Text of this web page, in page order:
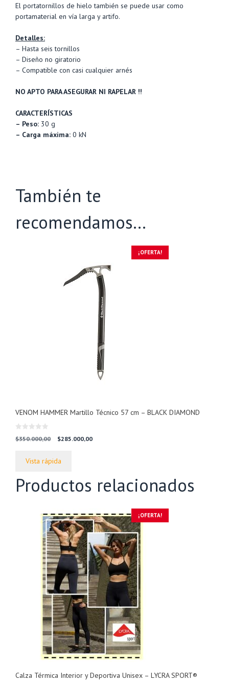
El portatornillos de hielo también se puede usar como
portamaterial en vía larga y artifo.
Detalles:
– Hasta seis tornillos
– Diseño no giratorio
– Compatible con casi cualquier arnés
NO APTO PARA ASEGURAR NI RAPELAR !!
CARACTERÍSTICAS
– Peso: 30 g
– Carga máxima: 0 kN
También te
recomendamos…
¡OFERTA!
VENOM HAMMER Martillo Técnico 57 cm – BLACK DIAMOND
0
d
$350.000,00
El
era:
$285.000,00El
Vista rápida
Productos relacionados
¡OFERTA!
Calza Térmica Interior y Deportiva Unisex – LYCRA SPORT®